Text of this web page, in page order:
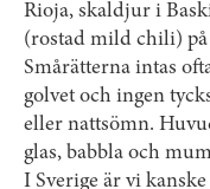
Rioja, skaldjur i
(rostad mild chili) på
Smårätterna intas
golvet och ingen
eller nattsömn.
glas, babbla och
I Sverige är vi